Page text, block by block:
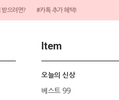
받으려면? #카톡 추가 혜택!
Item
오늘의 신상
베스트 99